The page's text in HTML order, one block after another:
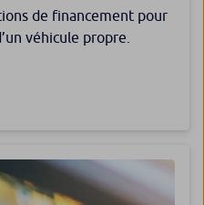
de financement pour
véhicule propre.